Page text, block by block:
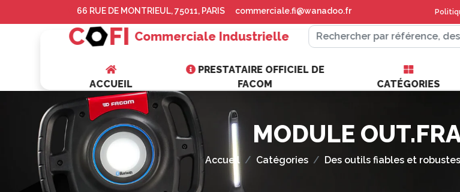
66 RUE DE MONTRIEUL, 75011, PARIS commerciale.fi@wanadoo.fr
C FI Commerciale Industrielle
ACCUEIL
PRESTATAIRE OFFICIEL DE
FACOM
CATÉGORIES
MODULE
Accueil Catégories Des outils fiables et